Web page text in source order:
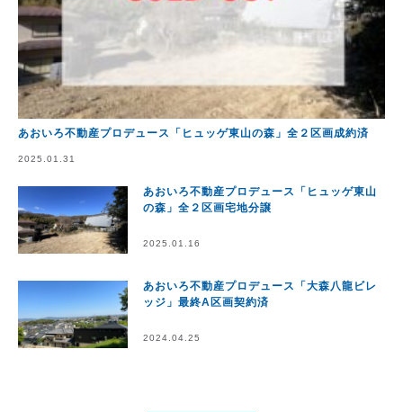
あおいろ不動産プロデュース「ヒュッゲ東山の森」全２区画成約済
2025.01.31
あおいろ不動産プロデュース「ヒュッゲ東山
の森」全２区画宅地分譲
2025.01.16
あおいろ不動産プロデュース「大森八龍ビレ
ッジ」最終A区画契約済
2024.04.25